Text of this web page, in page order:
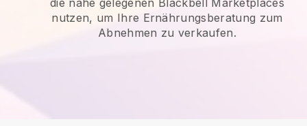
die nahe gelegenen Blackbell Marketplaces
nutzen, um Ihre Ernährungsberatung zum
Abnehmen zu verkaufen.